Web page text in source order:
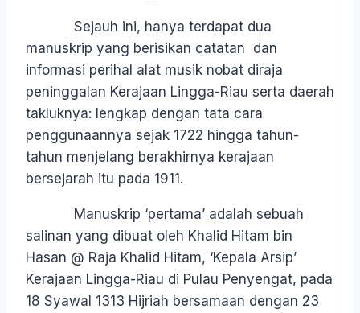
Sejauh ini, hanya terdapat dua
manuskrip yang berisikan catatan dan
informasi perihal alat musik nobat diraja
peninggalan Kerajaan Lingga-Riau serta daerah
takluknya: lengkap dengan tata cara
penggunaannya sejak 1722 hingga tahun-
tahun menjelang berakhirnya kerajaan
bersejarah itu pada 1911.
Manuskrip ‘pertama’ adalah sebuah
salinan yang dibuat oleh Khalid Hitam bin
Hasan @ Raja Khalid Hitam, ‘Kepala Arsip’
Kerajaan Lingga-Riau di Pulau Penyengat, pada
18 Syawal 1313 Hijriah bersamaan dengan 23